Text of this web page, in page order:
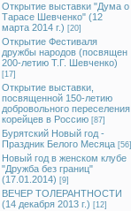
Открытие выставки "Дума о
Тарасе Шевченко" (12
марта 2014 г.) [20]
Открытие Фестиваля
дружбы народов (посвящен
200-летию Т.Г. Шевченко)
[17]
Открытие выставки,
посвященной 150-летию
добровольного переселения
корейцев в Россию [87]
Бурятский Новый год -
Праздник Белого Месяца [56]
Новый год в женском клубе
"Дружба без границ"
(17.01.2014) [9]
ВЕЧЕР ТОЛЕРАНТНОСТИ
(14 декабря 2013 г.) [12]